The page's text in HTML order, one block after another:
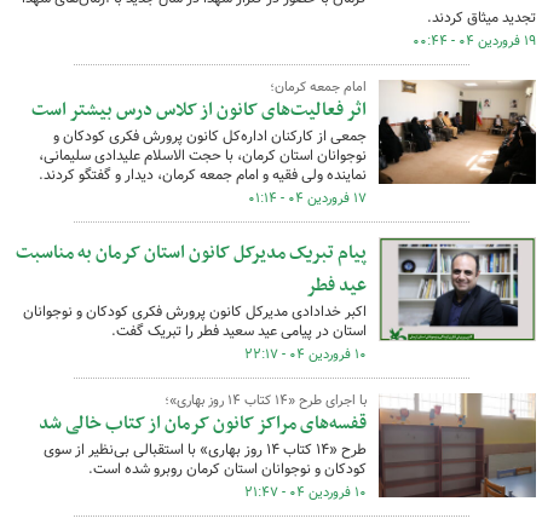
تجدید میثاق کردند.
۱۹ فروردین ۰۴ - ۰۰:۴۴
امام جمعه کرمان؛
اثر فعالیت‌های کانون از کلاس درس بیشتر است
جمعی از کارکنان اداره‌کل کانون پرورش فکری کودکان و
نوجوانان استان کرمان، با حجت الاسلام علیدادی سلیمانی،
نماینده ولی فقیه و امام جمعه کرمان، دیدار و گفتگو کردند.
۱۷ فروردین ۰۴ - ۰۱:۱۴
پیام تبریک مدیرکل کانون استان کرمان به مناسبت
عید فطر
اکبر خدادادی مدیرکل کانون پرورش فکری کودکان و نوجوانان
استان در پیامی عید سعید فطر را تبریک گفت.
۱۰ فروردین ۰۴ - ۲۲:۱۷
با اجرای طرح «۱۴ کتاب ۱۴ روز بهاری»؛
قفسه‌های مراکز کانون کرمان از کتاب خالی شد
طرح «۱۴ کتاب ۱۴ روز بهاری» با استقبالی بی‌نظیر از سوی
کودکان و نوجوانان استان کرمان روبرو شده است.
۱۰ فروردین ۰۴ - ۲۱:۴۷